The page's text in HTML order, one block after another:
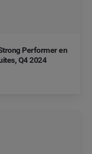
Performer en
Q4 2024